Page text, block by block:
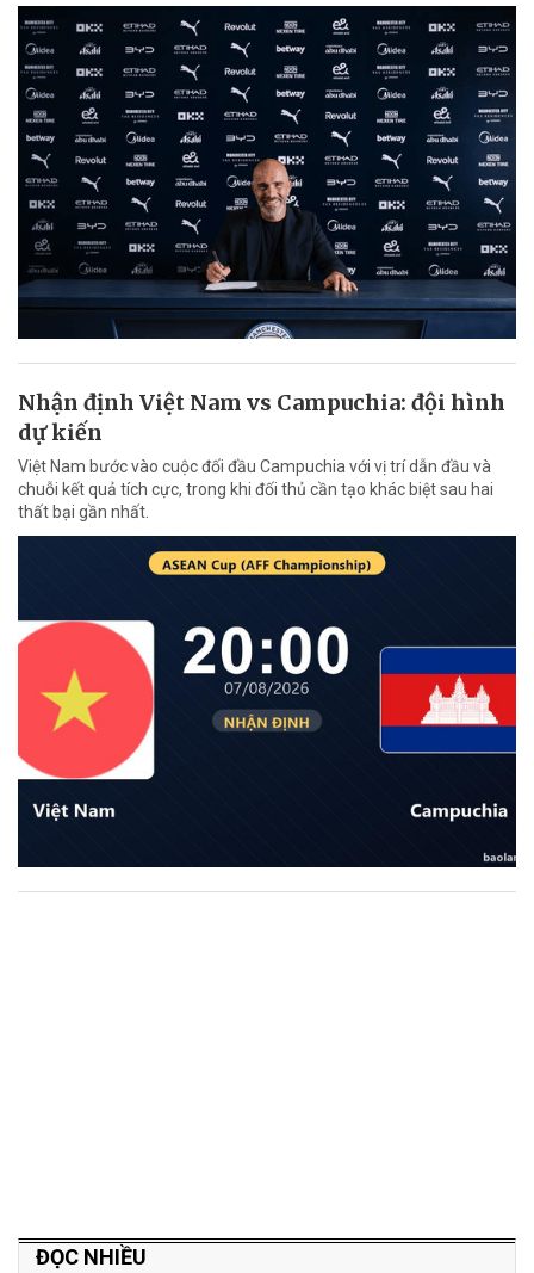
Nhận định Việt Nam vs Campuchia: đội hình
dự kiến
Việt Nam bước vào cuộc đối đầu Campuchia với vị trí dẫn đầu và
chuỗi kết quả tích cực, trong khi đối thủ cần tạo khác biệt sau hai
thất bại gần nhất.
ĐỌC NHIỀU